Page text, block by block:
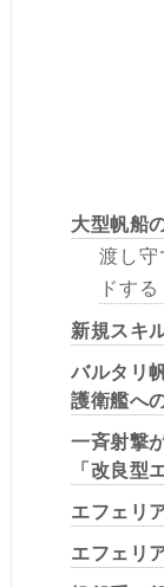
大型帆船
渡し
ドする
新規スキ
バルタリ
護衛艦へ
一斉射撃
「改良型
エフェリ
エフェリ